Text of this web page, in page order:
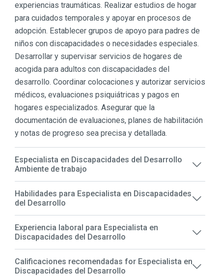
experiencias traumáticas. Realizar estudios de hogar
para cuidados temporales y apoyar en procesos de
adopción. Establecer grupos de apoyo para padres de
niños con discapacidades o necesidades especiales.
Desarrollar y supervisar servicios de hogares de
acogida para adultos con discapacidades del
desarrollo. Coordinar colocaciones y autorizar servicios
médicos, evaluaciones psiquiátricas y pagos en
hogares especializados. Asegurar que la
documentación de evaluaciones, planes de habilitación
y notas de progreso sea precisa y detallada.
Especialista en Discapacidades del Desarrollo
Ambiente de trabajo
Habilidades para Especialista en Discapacidades
del Desarrollo
Experiencia laboral para Especialista en
Discapacidades del Desarrollo
Calificaciones recomendadas for Especialista en
Discapacidades del Desarrollo